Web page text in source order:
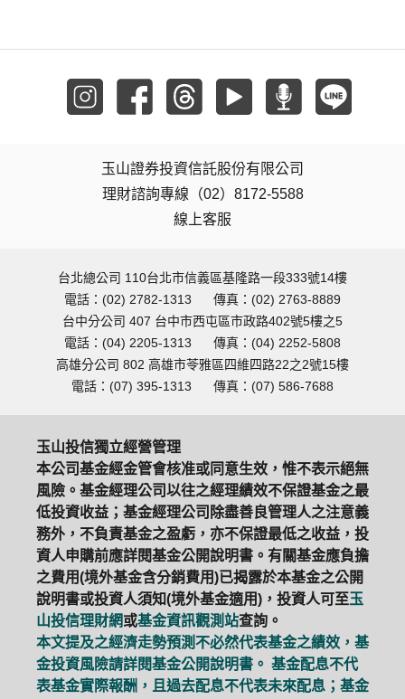
玉山證券投資信託股份有限公司
理財諮詢專線（02）8172-5588
線上客服
台北總公司 110台北市信義區基隆路一段333號14樓
電話：(02) 2782-1313
傳真：(02) 2763-8889
台中分公司 407 台中市西屯區市政路402號5樓之5
電話：(04) 2205-1313
傳真：(04) 2252-5808
高雄分公司 802 高雄市苓雅區四維四路22之2號15樓
電話：(07) 395-1313
傳真：(07) 586-7688
玉山投信獨立經營管理
本公司基金經金管會核准或同意生效，惟不表示絕無
風險。基金經理公司以往之經理績效不保證基金之最
低投資收益；基金經理公司除盡善良管理人之注意義
務外，不負責基金之盈虧，亦不保證最低之收益，投
資人申購前應詳閱基金公開說明書。有關基金應負擔
之費用(境外基金含分銷費用)已揭露於本基金之公開
說明書或投資人須知(境外基金適用)，投資人可至玉
山投信理財網或基金資訊觀測站查詢。
本文提及之經濟走勢預測不必然代表基金之績效，基
金投資風險請詳閱基金公開說明書。 基金配息不代
表基金實際報酬，且過去配息不代表未來配息；基金